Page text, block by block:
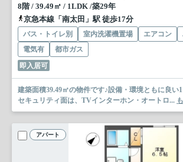
8階 / 39.49㎡ / 1LDK /築29年
京急本線「南太田」駅 徒歩17分
バス・トイレ別 室内洗濯機置場 エアコン
電気有
都市ガス
即入居可
建築面積39.49㎡の物件です♪設備・環境ともに良い
セキュリティ面は、TVインターホン・オートロ...
アパート